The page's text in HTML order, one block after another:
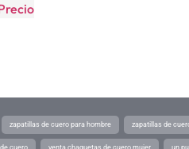
zapatillas de cuero para hombre zapatillas de